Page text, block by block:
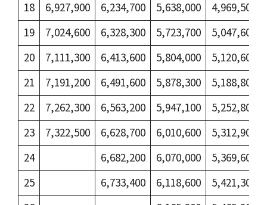
18
6,927,900 6,234,700 5,638,000 4,969,500
19
7,024,600 6,328,300 5,723,700 5,047,600
20
7,111,300 6,413,600 5,804,000 5,120,600
21
7,191,200 6,491,600 5,878,300 5,188,800
22
7,262,300 6,563,200 5,947,100 5,252,800
23
7,322,500 6,628,700 6,010,600 5,312,900
24
6,682,200 6,070,000 5,369,600
25
6,733,400 6,118,600 5,421,300